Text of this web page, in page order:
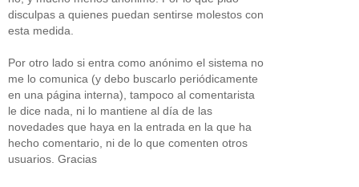
disculpas a quienes puedan sentirse molestos con
esta medida.
Por otro lado si entra como anónimo el sistema no
me lo comunica (y debo buscarlo periódicamente
en una página interna), tampoco al comentarista
le dice nada, ni lo mantiene al día de las
novedades que haya en la entrada en la que ha
hecho comentario, ni de lo que comenten otros
usuarios. Gracias